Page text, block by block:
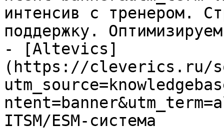
интенсив с тренером.
поддержку.
- [Altevics]
(https://cleverics.ru/
ITSM/ESM-система